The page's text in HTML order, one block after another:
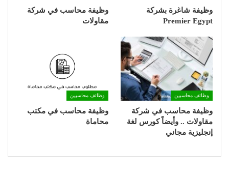
وظيفة شاغرة بشركة
Premier Egypt
وظيفة محاسب في شركة
مقاولات
وظائف محاسبين
وظيفة محاسب في شركة
مقاولات .. وأيضاً كورس لغة
إنجليزية مجاني
وظائف محاسبين
وظيفة محاسب في مكتب
محاماة